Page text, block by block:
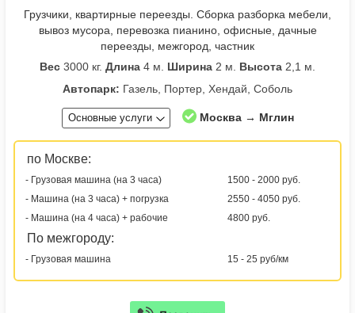
Грузчики, квартирные переезды. Сборка разборка мебели,
вывоз мусора, перевозка пианино, офисные, дачные
переезды, межгород, частник
Вес 3000 кг. Длина 4 м. Ширина 2 м. Высота 2,1 м.
Автопарк: Газель, Портер, Хендай, Соболь
Основные услуги Москва → Мглин
по Москве:
- Грузовая машина (на 3 часа)
1500 - 2000 руб.
- Машина (на 3 часа) + погрузка
2550 - 4050 руб.
- Машина (на 4 часа) + рабочие
4800 руб.
По межгороду:
- Грузовая машина 15 - 25 руб/км